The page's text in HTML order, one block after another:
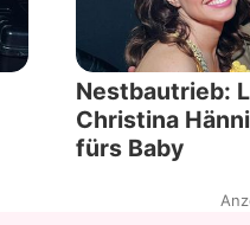
Nestbautrieb:
Christina
fürs Baby